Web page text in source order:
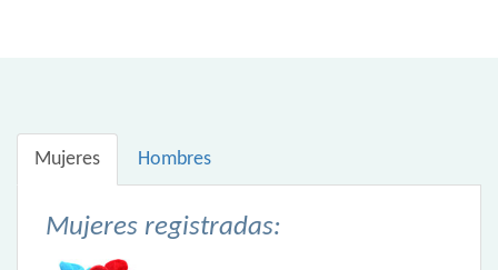
Mujeres Hombres
Mujeres registradas: